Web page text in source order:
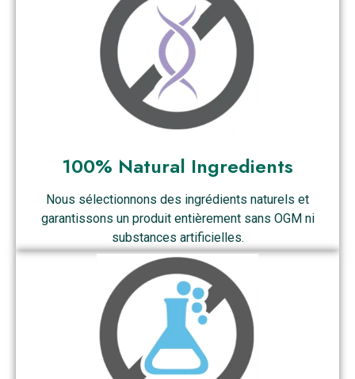
100% Natural Ingredients
Nous sélectionnons des ingrédients naturels et
garantissons un produit entièrement sans OGM ni
substances artificielles.